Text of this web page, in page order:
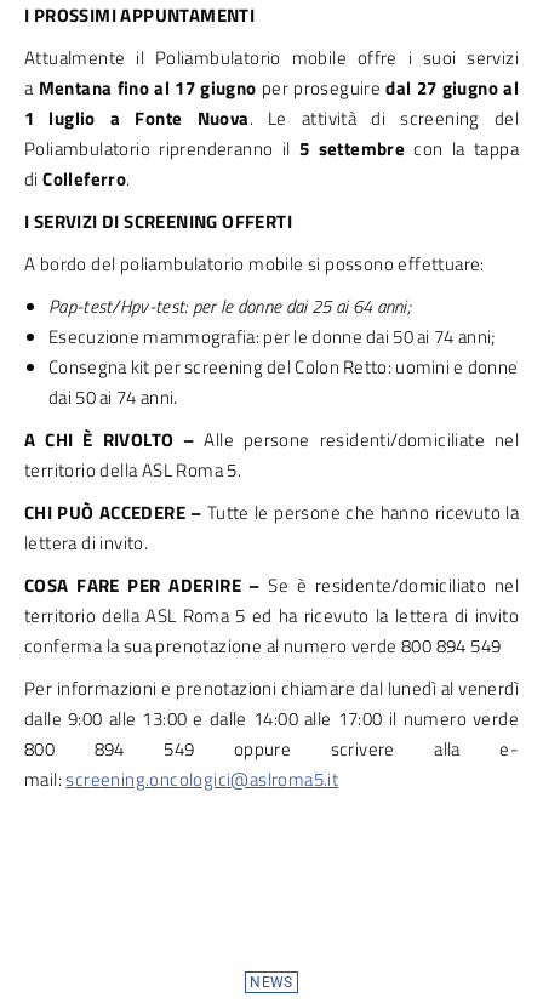
I PROSSIMI APPUNTAMENTI
Attualmente il Poliambulatorio mobile offre i suoi servizi
a Mentana fino al 17 giugno per proseguiredal 27 giugno al
1 luglio a Fonte Nuova. Le attività di screening del
Poliambulatorio riprenderanno il 5 settembre con la tappa
diColleferro.
I SERVIZI DI SCREENING OFFERTI
A bordo del poliambulatorio mobile si possono effettuare:
Pap-test/Hpv-test: per le donne dai 25 ai 64 anni;
Esecuzione mammografia: per le donne dai 50 ai 74 anni;
Consegna kit per screening del Colon Retto: uomini e donne
dai 50 ai 74 anni.
A CHI È RIVOLTO – Alle persone residenti/domiciliate nel
territorio della ASL Roma 5.
CHI PUÒ ACCEDERE – Tutte le persone che hanno ricevuto la
lettera di invito.
COSA FARE PER ADERIRE – Se è residente/domiciliato nel
territorio della ASL Roma 5 ed ha ricevuto la lettera di invito
conferma la sua prenotazione al numero verde 800 894 549
Per informazioni e prenotazioni chiamare dal lunedì al venerdì
dalle 9:00 alle 13:00 e dalle 14:00 alle 17:00 il numero verde
800 894 549 oppure scrivere alla e-
mail:screening.oncologici@aslroma5.it
NEWS